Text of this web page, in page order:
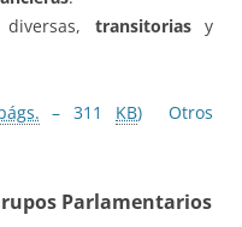
transitoriasy
– 311 KB)
Otros
Parlamentarios